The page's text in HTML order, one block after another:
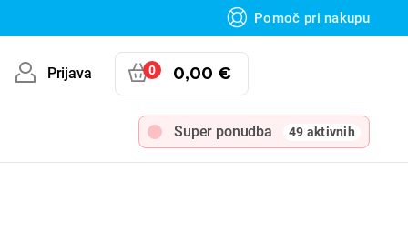
Pomoč pri nakupu
Prijava 0 0,00 €
Super ponudba 49 aktivnih